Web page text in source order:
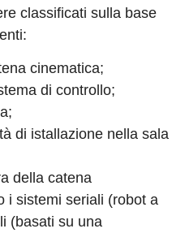
classificati sulla base
cinematica;
di controllo;
di istallazione nella sala
della catena
i sistemi seriali (robot a
(basati su una